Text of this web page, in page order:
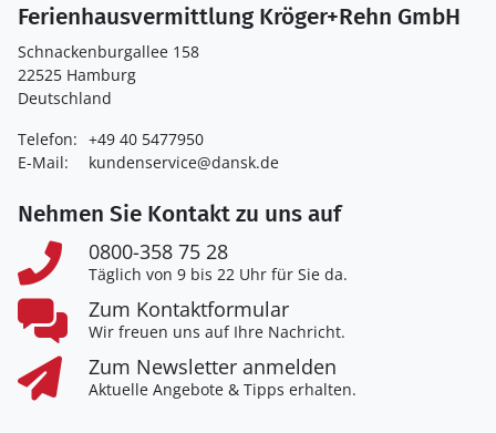
Ferienhausvermittlung Kröger+Rehn GmbH
Schnackenburgallee 158
22525 Hamburg
Deutschland
Telefon: +49 40 5477950
E-Mail:
kundenservice@dansk.de
Nehmen Sie Kontakt zu uns auf
0800-358 75 28
Täglich von 9 bis 22 Uhr für Sie da.
Zum Kontaktformular
Wir freuen uns auf Ihre Nachricht.
Zum Newsletter anmelden
Aktuelle Angebote & Tipps erhalten.